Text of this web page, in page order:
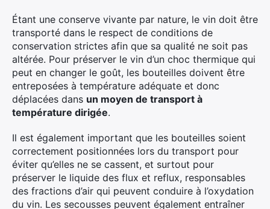
Étant une conserve vivante par nature, le vin doit être
transporté dans le respect de conditions de
conservation strictes afin que sa qualité ne soit pas
altérée. Pour préserver le vin d’un choc thermique qui
peut en changer le goût, les bouteilles doivent être
entreposées à température adéquate et donc
déplacées dans un moyen de transport à
température dirigée.
Il est également important que les bouteilles soient
correctement positionnées lors du transport pour
éviter qu’elles ne se cassent, et surtout pour
préserver le liquide des flux et reflux, responsables
des fractions d’air qui peuvent conduire à l’oxydation
du vin. Les secousses peuvent également entraîner